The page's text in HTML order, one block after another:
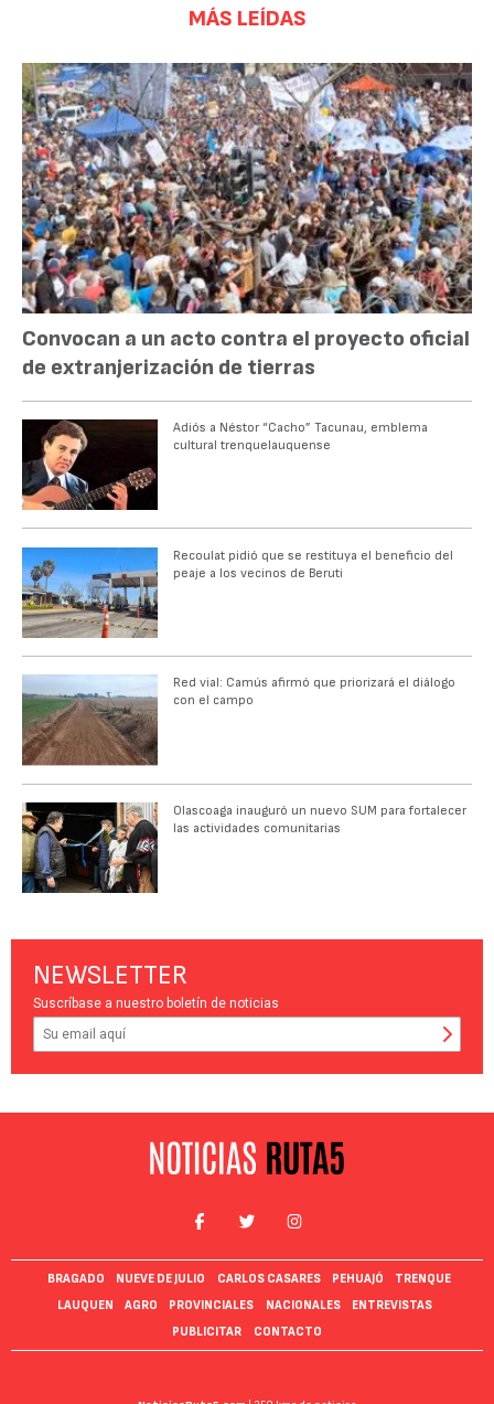
MÁS LEÍDAS
Convocan a un acto contra el proyecto oficial
de extranjerización de tierras
Adiós a Néstor “Cacho” Tacunau, emblema
cultural trenquelauquense
Recoulat pidió que se restituya el beneficio del
peaje a los vecinos de Beruti
Red vial: Camús afirmó que priorizará el diálogo
con el campo
Olascoaga inauguró un nuevo SUM para fortalecer
las actividades comunitarias
NEWSLETTER
Suscríbase a nuestro boletín de noticias
BRAGADO NUEVE DE JULIO CARLOS CASARES PEHUAJÓ
TRENQUE
LAUQUEN
AGRO PROVINCIALES NACIONALES
ENTREVISTAS
PUBLICITAR
CONTACTO